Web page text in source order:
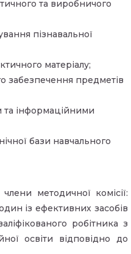
та виробничого
пізнавальної
матеріалу;
забезпечення предметів
та інформаційними
бази навчального
методичної комісії:
із ефективних засобів
робітника з
освіти відповідно до